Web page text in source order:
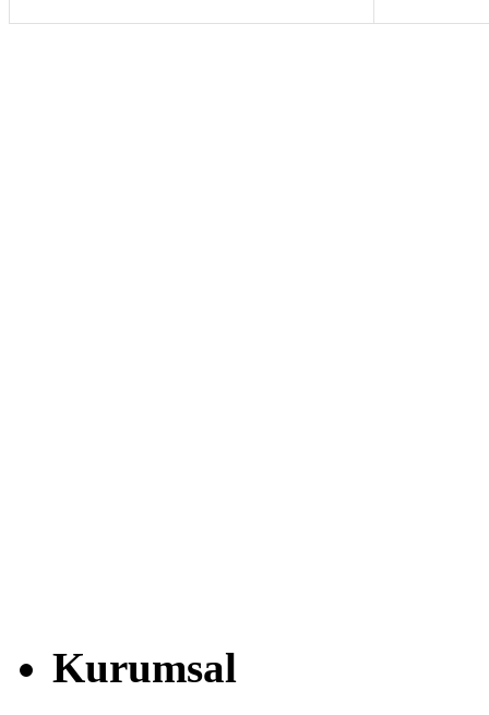
Kurumsal